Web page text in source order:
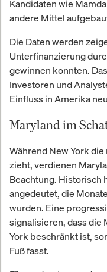
Kandidaten wie
andere Mittel
Die Daten werden
Unterfinanzierung
gewinnen konnten.
Investoren und
Einfluss in Amerika
Maryland im
Während New York
zieht, verdienen
Beachtung. Historisch
angedeutet, die
wurden. Eine
signalisieren, dass die
York beschränkt ist,
Fuß fasst.